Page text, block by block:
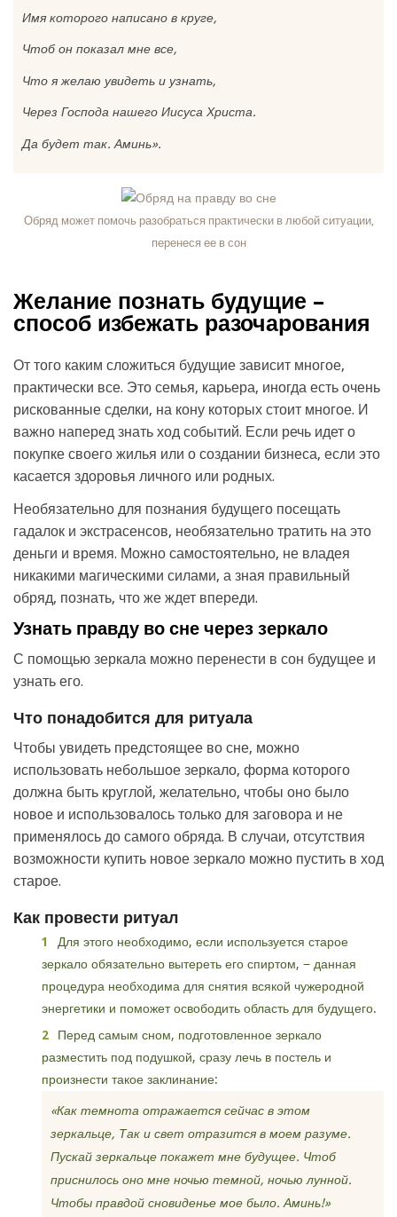
Имя которого написано в круге,
Чтоб он показал мне все,
Что я желаю увидеть и узнать,
Через Господа нашего Иисуса Христа.
Да будет так. Аминь».
Обряд может помочь разобраться практически в любой ситуации,
перенеся ее в сон
Желание познать будущие –
способ избежать разочарования
От того каким сложиться будущие зависит многое,
практически все. Это семья, карьера, иногда есть очень
рискованные сделки, на кону которых стоит многое. И
важно наперед знать ход событий. Если речь идет о
покупке своего жилья или о создании бизнеса, если это
касается здоровья личного или родных.
Необязательно для познания будущего посещать
гадалок и экстрасенсов, необязательно тратить на это
деньги и время. Можно самостоятельно, не владея
никакими магическими силами, а зная правильный
обряд, познать, что же ждет впереди.
Узнать правду во сне через зеркало
С помощью зеркала можно перенести в сон будущее и
узнать его.
Что понадобится для ритуала
Чтобы увидеть предстоящее во сне, можно
использовать небольшое зеркало, форма которого
должна быть круглой, желательно, чтобы оно было
новое и использовалось только для заговора и не
применялось до самого обряда. В случаи, отсутствия
возможности купить новое зеркало можно пустить в ход
старое.
Как провести ритуал
Для этого необходимо, если используется старое
зеркало обязательно вытереть его спиртом, − данная
процедура необходима для снятия всякой чужеродной
энергетики и поможет освободить область для будущего.
Перед самым сном, подготовленное зеркало
разместить под подушкой, сразу лечь в постель и
произнести такое заклинание:
«Как темнота отражается сейчас в этом
зеркальце, Так и свет отразится в моем разуме.
Пускай зеркальце покажет мне будущее. Чтоб
приснилось оно мне ночью темной, ночью лунной.
Чтобы правдой сновиденье мое было. Аминь!»